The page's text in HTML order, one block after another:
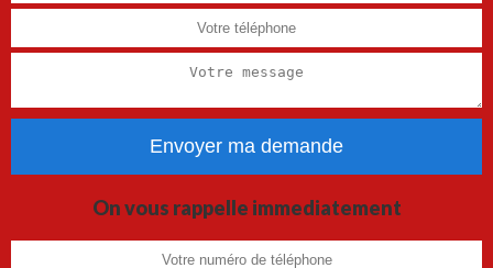
On vous rappelle immediatement